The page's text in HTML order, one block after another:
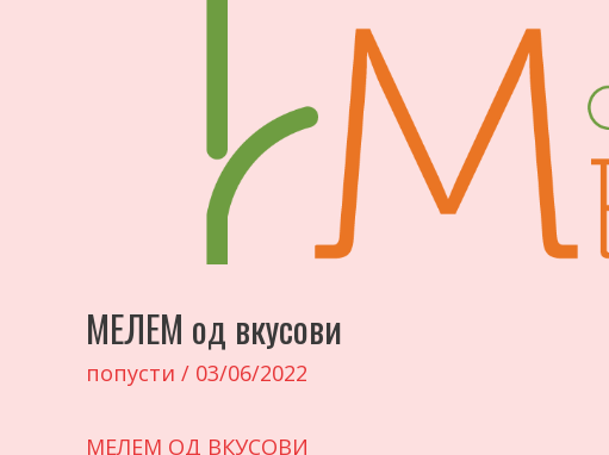
МЕЛЕМ од вкусови
попусти / 03/06/2022
МЕЛЕМ ОД ВКУСОВИ